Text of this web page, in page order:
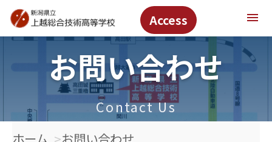
menu
Access
お問い合わせ
Contact Us
ホーム お問い合わせ